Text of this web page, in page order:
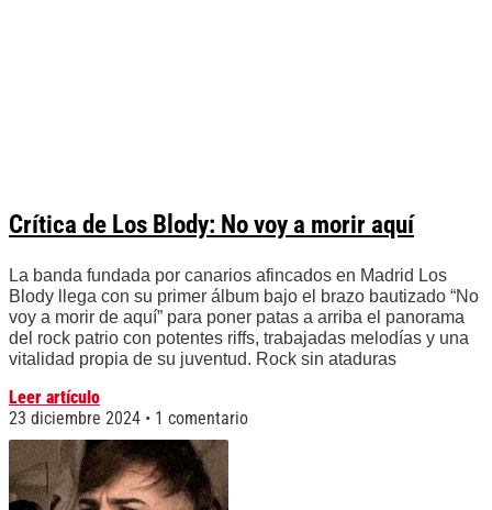
Crítica de Los Blody: No voy a morir aquí
La banda fundada por canarios afincados en Madrid Los
Blody llega con su primer álbum bajo el brazo bautizado “No
voy a morir de aquí” para poner patas a arriba el panorama
del rock patrio con potentes riffs, trabajadas melodías y una
vitalidad propia de su juventud. Rock sin ataduras
Leer artículo
23 diciembre 2024
1 comentario